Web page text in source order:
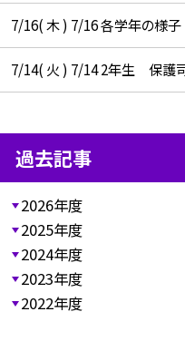
7/16( 木 ) 7/16 各学年の様子
7/14( 火 ) 7/14 2年生 保護
過去記事
2026年度
2025年度
2024年度
2023年度
2022年度